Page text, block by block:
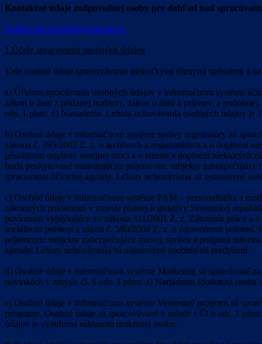
Kontaktné údaje zodpovednej osoby pre dohľad nad
Zodpovedna-osoba@centrum.sk
1.Účely spracovania osobných údajov
Vaše osobné údaje spracovávame niekoľkými rôznymi spôsobmi a
a) Účelom spracúvania osobných údajov v informačnom systéme
zákon o dani z pridanej hodnoty, zákon o dani z príjmov, a
ods. 1 písm. c) Nariadenia. Lehota uchovávania osobných údajov
b) Osobné údaje v informačnom systéme správy registratúry sú
zákona č. 395/2002 Z. z. o archívoch a registratúrach a o doplnení
pôsobnosti orgánov verejnej moci a o zmene a doplnení niektorých
budú poskytované nasledujúcim príjemcom: subjekty
spracovanie účtovnej agendy. Lehoty uchovávania sú ustanovené
c) Osobné údaje v informačnom systéme PAM – personalistika a
zákonných povinností v zmysle platnej legislatívy Slovenskej
povinnosti vyplývajúce zo zákona 311/2001 Z. z. Zákonník práce a
sociálnom poistení a zákon č. 580/2004 Z. z. o zdravotnom
príjemcom: subjekty zabezpečujúce rozvoj, správu a podporu
agendy. Lehoty uchovávania sú ustanovené osobitnými predpismi.
d) Osobné údaje v informačnom systéme Marketing sú spracúvané
novinkách v zmysle čl. 6 ods. 1 písm. a) Nariadenia (dotknutá
e) Osobné údaje v informačnom systéme Vernostný program sú
programe. Osobné údaje sú spracovávané v súlade s Čl.6 ods. 1
údajov je vyjadrená súhlasom dotknutej osoby.